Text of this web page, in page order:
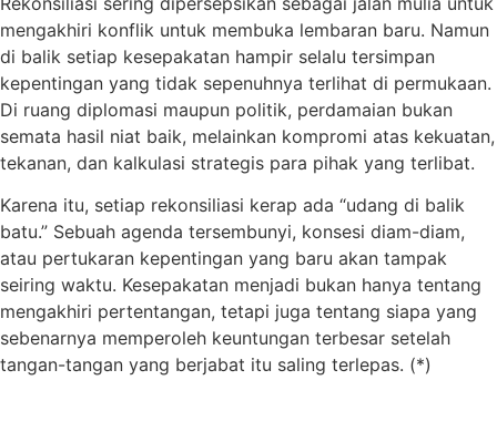
mengakhiri konflik untuk membuka lembaran baru. Namun
di balik setiap kesepakatan hampir selalu tersimpan
kepentingan yang tidak sepenuhnya terlihat di permukaan.
Di ruang diplomasi maupun politik, perdamaian bukan
semata hasil niat baik, melainkan kompromi atas kekuatan,
tekanan, dan kalkulasi strategis para pihak yang terlibat.
Karena itu, setiap rekonsiliasi kerap ada “udang di balik
batu.” Sebuah agenda tersembunyi, konsesi diam-diam,
atau pertukaran kepentingan yang baru akan tampak
seiring waktu. Kesepakatan menjadi bukan hanya tentang
mengakhiri pertentangan, tetapi juga tentang siapa yang
sebenarnya memperoleh keuntungan terbesar setelah
tangan-tangan yang berjabat itu saling terlepas. (*)